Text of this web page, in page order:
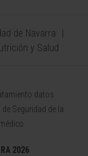
de Navarra
y Salud
datos
Seguridad de la
2026